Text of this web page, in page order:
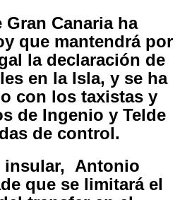
Canaria ha
que mantendrá por
la declaración de
en la Isla, y se ha
con los taxistas y
de Ingenio y Telde
de control.
insular, Antonio
que se limitará el